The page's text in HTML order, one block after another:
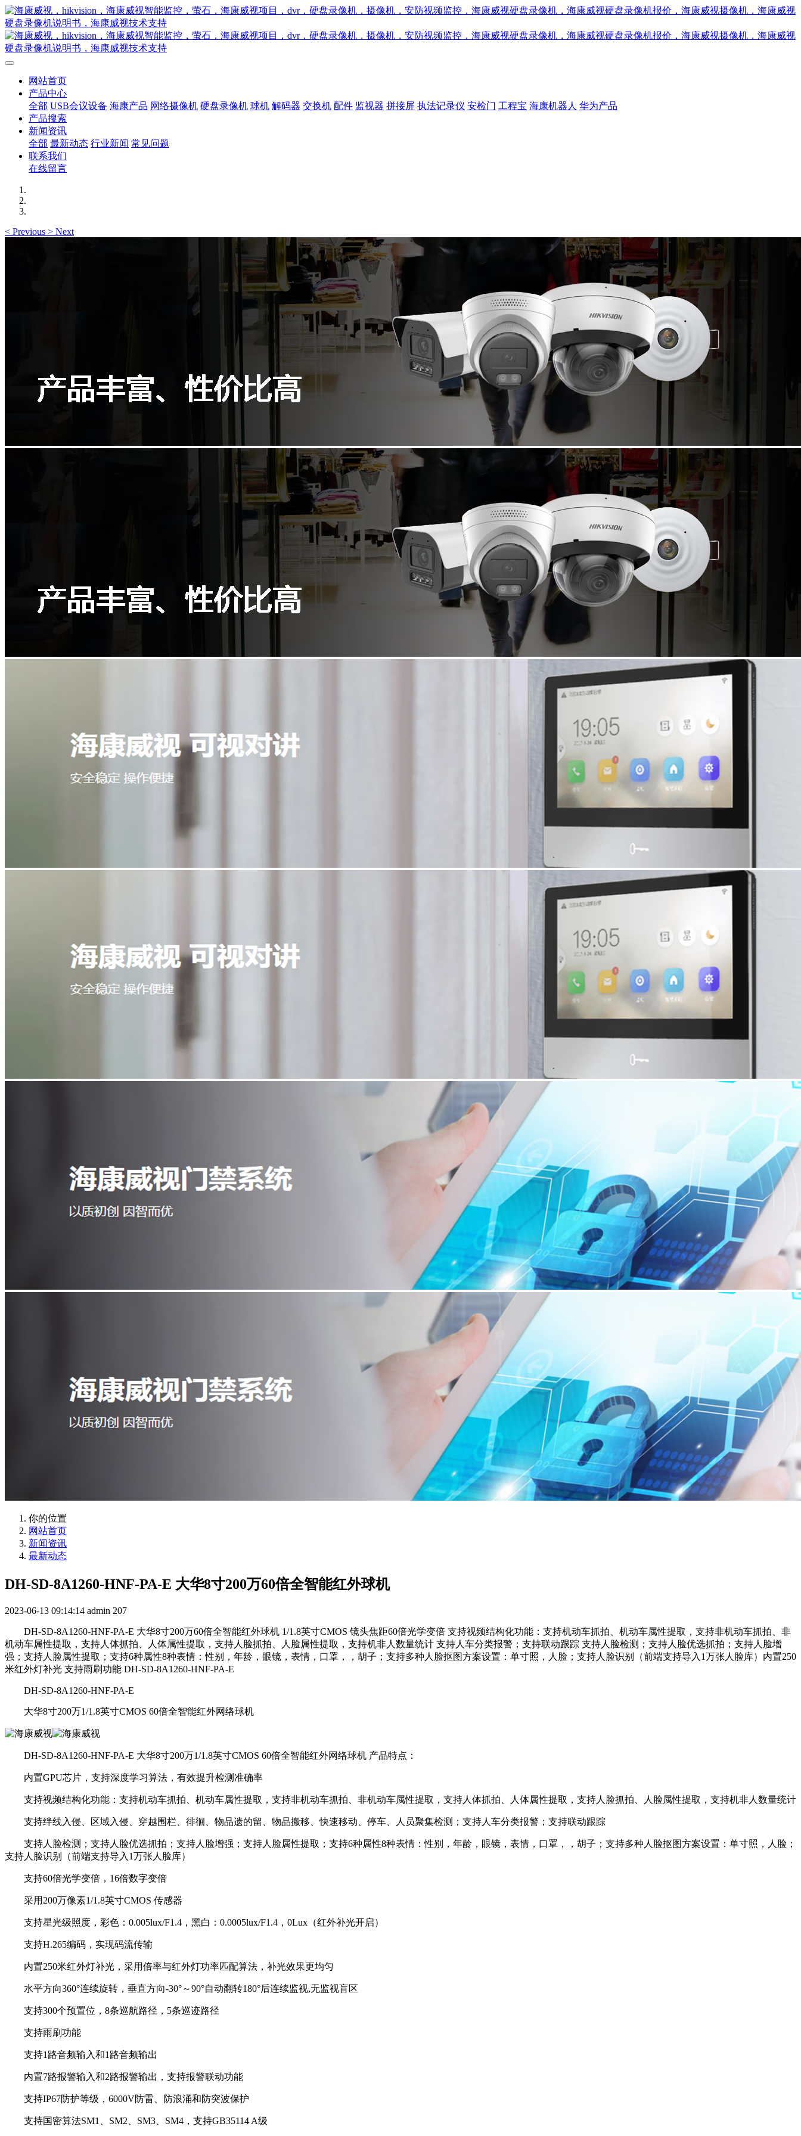
网站首页
产品中心
全部 USB会议设备 海康产品 网络摄像机 硬盘录像机 球机 解码器 交换机 配件 监视器 拼接屏 执法记录仪 安检门 工程宝 海康机器人 华为产品
产品搜索
新闻资讯
全部 最新动态 行业新闻 常见问题
联系我们
在线留言
< Previous > Next
你的位置
网站首页
新闻资讯
最新动态
DH-SD-8A1260-HNF-PA-E 大华8寸200万60倍全智能红外球机
2023-06-13 09:14:14 admin 207
DH-SD-8A1260-HNF-PA-E 大华8寸200万60倍全智能红外球机 1/1.8英寸CMOS 镜头焦距60倍光学变倍 支持视频结构化功能：支持机动车抓拍、机动车属性提取，支持非机动车抓拍、非
机动车属性提取，支持人体抓拍、人体属性提取，支持人脸抓拍、人脸属性提取，支持机非人数量统计 支持人车分类报警；支持联动跟踪 支持人脸检测；支持人脸优选抓拍；支持人脸增
强；支持人脸属性提取；支持6种属性8种表情：性别，年龄，眼镜，表情，口罩，，胡子；支持多种人脸抠图方案设置：单寸照，人脸；支持人脸识别（前端支持导入1万张人脸库）内置250
米红外灯补光 支持雨刷功能 DH-SD-8A1260-HNF-PA-E
DH-SD-8A1260-HNF-PA-E
大华8寸200万1/1.8英寸CMOS 60倍全智能红外网络球机
DH-SD-8A1260-HNF-PA-E 大华8寸200万1/1.8英寸CMOS 60倍全智能红外网络球机 产品特点：
内置GPU芯片，支持深度学习算法，有效提升检测准确率
支持视频结构化功能：支持机动车抓拍、机动车属性提取，支持非机动车抓拍、非机动车属性提取，支持人体抓拍、人体属性提取，支持人脸抓拍、人脸属性提取，支持机非人数量统计
支持绊线入侵、区域入侵、穿越围栏、徘徊、物品遗的留、物品搬移、快速移动、停车、人员聚集检测；支持人车分类报警；支持联动跟踪
支持人脸检测；支持人脸优选抓拍；支持人脸增强；支持人脸属性提取；支持6种属性8种表情：性别，年龄，眼镜，表情，口罩，，胡子；支持多种人脸抠图方案设置：单寸照，人脸；
支持人脸识别（前端支持导入1万张人脸库）
支持60倍光学变倍，16倍数字变倍
采用200万像素1/1.8英寸CMOS 传感器
支持星光级照度，彩色：0.005lux/F1.4，黑白：0.0005lux/F1.4，0Lux（红外补光开启）
支持H.265编码，实现码流传输
内置250米红外灯补光，采用倍率与红外灯功率匹配算法，补光效果更均匀
水平方向360°连续旋转，垂直方向-30°～90°自动翻转180°后连续监视,无监视盲区
支持300个预置位，8条巡航路径，5条巡迹路径
支持雨刷功能
支持1路音频输入和1路音频输出
内置7路报警输入和2路报警输出，支持报警联动功能
支持IP67防护等级，6000V防雷、防浪涌和防突波保护
支持国密算法SM1、SM2、SM3、SM4，支持GB35114 A级